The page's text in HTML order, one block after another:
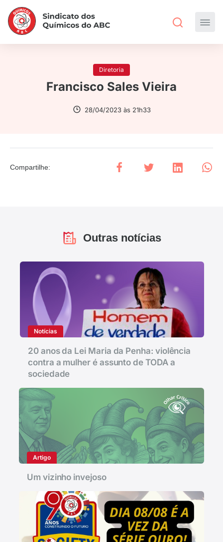
Diretoria
Francisco Sales Vieira
28/04/2023 às 21h33
Compartilhe:
Outras notícias
Notícias
20 anos da Lei Maria da Penha: violência
contra a mulher é assunto de TODA a
sociedade
Artigo
Um vizinho invejoso